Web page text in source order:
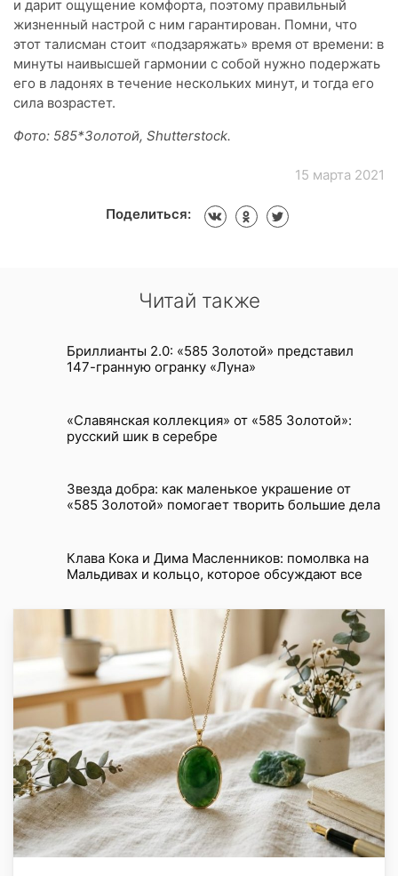
и дарит ощущение комфорта, поэтому правильный
жизненный настрой с ним гарантирован. Помни, что
этот талисман стоит «подзаряжать» время от времени: в
минуты наивысшей гармонии с собой нужно подержать
его в ладонях в течение нескольких минут, и тогда его
сила возрастет.
Фото: 585*Золотой, Shutterstock.
15 марта 2021
Поделиться:
Читай также
Бриллианты 2.0: «585 Золотой» представил
147-гранную огранку «Луна»
«Славянская коллекция» от «585 Золотой»:
русский шик в серебре
Звезда добра: как маленькое украшение от
«585 Золотой» помогает творить большие дела
Клава Кока и Дима Масленников: помолвка на
Мальдивах и кольцо, которое обсуждают все